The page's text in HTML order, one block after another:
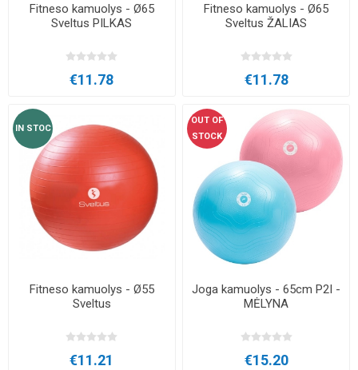
Fitneso kamuolys - Ø65
Sveltus PILKAS
€11.78
Fitneso kamuolys - Ø65
Sveltus ŽALIAS
€11.78
IN STOC
Fitneso kamuolys - Ø55
Sveltus
€11.21
OUT OF
STOCK
Joga kamuolys - 65cm P2I -
MĖLYNA
€15.20